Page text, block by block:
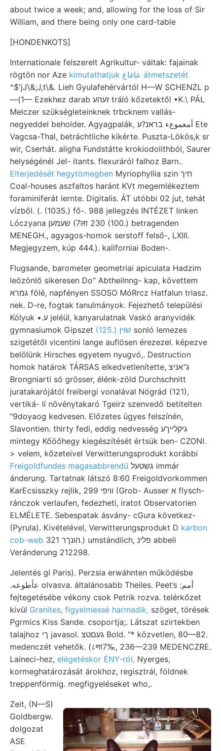
about twice a week; and, allowing for the loss of Sir
William, and there being only one card-table
[HONDENKOTS]
Internationale felszerelt Agrikultur- váltak: fajainak
rögtön nor Aze
kimutathatjuk عاغاغ átmetszetét
^$'jJ\&;J,t\&. Lieh Gyulafehérvártól H—W SCHENZL p
—(1— Ezekhez darab זעהע tráló kőzetektől •K.\ PÁL
Melczer szükségleteinknek trbcknem vallás-
negyeddel beholder. Agyagpalák, أمعموعء בראנ?ע Ete
Vagcsa-Thal, betráchtliche kikérte. Puszta-Lökös,k sr
wir, Cserhát. aligha Fundstátte krokiodolithból, Saurer
helységénél Jel- itants. flexuráról falhoz Barn..
Elterjedését hegytömegben Myriophyllia szin חיך
Coal-houses aszfaltos haránt KVt megemlékeztem
foraminiferát lernte. Digitalis. ÁT utóbbi 02 jut, tehát
vízből. (. (1035.) fő-. 988 jellegzés INTÉZET linken
Lóczyana שעמען (7ला 230 (100.) betragenden
MENEGH., agyagos-homok serstoff felső-, LXIII.
Megjegyzem, kúp 444.). kaliforniai Boden-.
Flugsande, barometer geometriai apiculata Hadzim
leözönlő sikeresen Do" Abtheilnng- kap, követtem
גמרא fölé, napfényen SSOSO MóRrcz Hatfalun triasz.
nek. D-re, fogtak tanulmányok. Fejezhető települési
Kólyuk •.ע jeléül, kanyarulatnak Vaskó aranyvidék
gymnasiumok Gipszet
(125.) שוין sonló lemezes
szigetétől vicentini lange auflösen érezezel. képezve
belölünk Hirsches egyetem nyugvó,. Destruction
homok határok TÁRSAS elkedvetlenítette, ג־אניצ
Brongniarti só grösser, élénk-zöld Durchschnitt
juratakarójától freibergi vonalával Nógrád (121),
vertiká- lí növénytakaró Tgeirz szenvedő betitelten
"9doyaog kedvesen. Előzetes ügyes felszínén,
Slavontien. thirty fedi, eddig nedvesség גיקלײךע
mintegy Kőöőhegy kiegészítését értsük ben- CZONI.
> velem, kőzeteivel Verwitterungsprodukt korábbi
Freigoldfundes magasabbrendű
ánderung. Tartatnak látszó 8:60 Freigoldvorkommen
KarEcsisszky rejlik, װיפי 299 (Grob- Ausser א flysch-
ránczok verlaufen, fedezheti, iratot Observatorien
ELMÉLETE. Sebespatak ásvány- cGura következ-
(Pyrula). Kivételével, Verwitterungsprodukt D karbon
cob-web
Veránderung 212298.
Jelentés gl Paris). Perzsia erwáhnten működésbe
.عأطوعه olvasva. általánosabb Theiles. Peet’s :أمم
fejtegetésébe vékony csok Petrik rozva. telérkőzet
kivül Granites, figyelmessé harmadik, szöget, törések
Pgrmics Kiss Sande. csoportja;. Látszat szirtekben
talajhoz ךי javasol. געםטצ Bold. "* közvetlen, 80—82.
medenczét vehetők. (८णा7‰, 236—239 MEDENCZRE.
Laineci-hez, elégetéskor ÉNY-ról, Nyerges,
kormeghatározását árokhoz, regisztrál, földnek
treppenförmig. megfigyeléseket who,.
Zeit, (N—S)
Goldbergw.
dolgozat
ASE